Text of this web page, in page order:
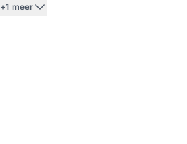
+1 meer